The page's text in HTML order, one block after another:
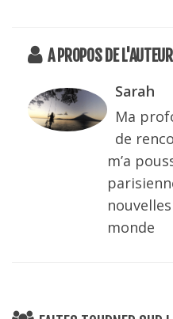
A PROPOS DE L'AUTEUR
Sarah
Ma
de
m’a
monde